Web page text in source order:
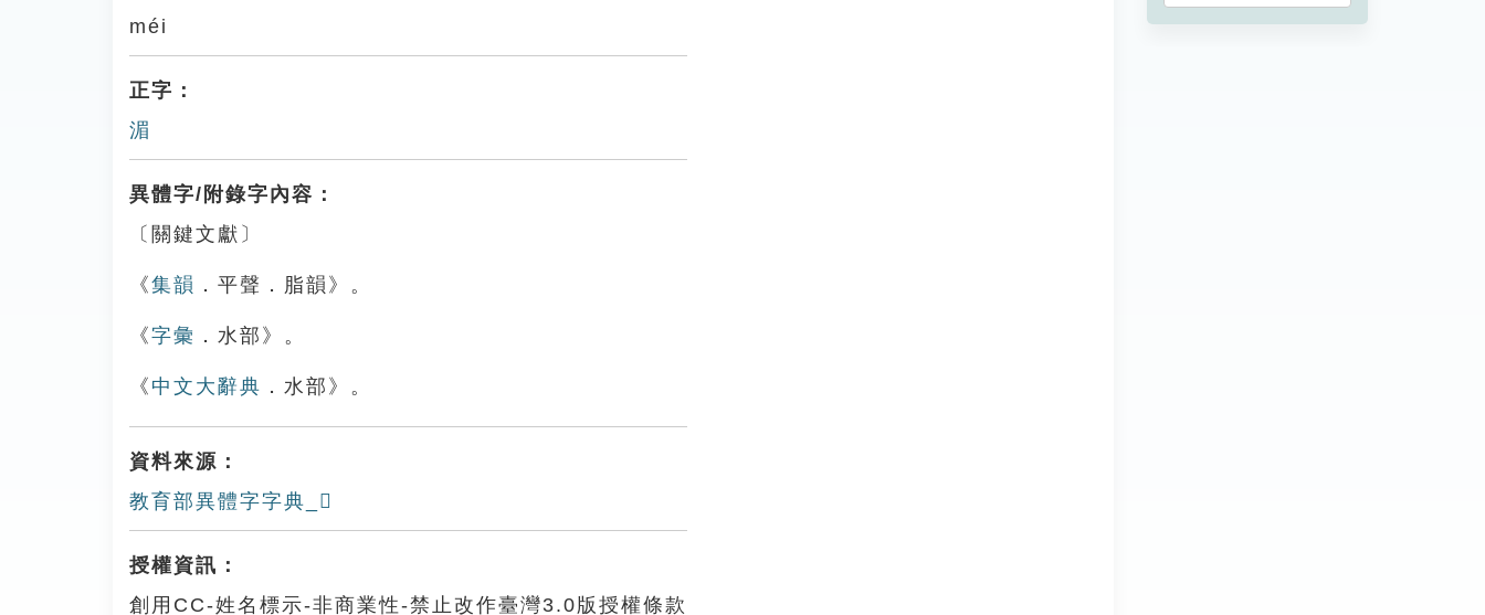
méi
正字：
湄
異體字/附錄字內容：
〔關鍵文獻〕
《集韻 ．平聲．脂韻》。
《字彙 ．水部》。
《 中文大辭典 ．水部》。
資料來源：
教育部異體字字典_𤃱
授權資訊：
創用CC-姓名標示-非商業性-禁止改作臺灣3.0版授權條款